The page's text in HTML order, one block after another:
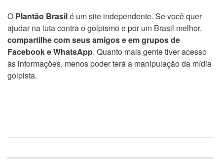
O Plantão Brasilé um site independente. Se você quer
ajudar na luta contra o golpismo e por um Brasil melhor,
compartilhe com seus amigos e em grupos de
Facebook e WhatsApp. Quanto mais gente tiver acesso
às informações, menos poder terá a manipulação da mídia
golpista.